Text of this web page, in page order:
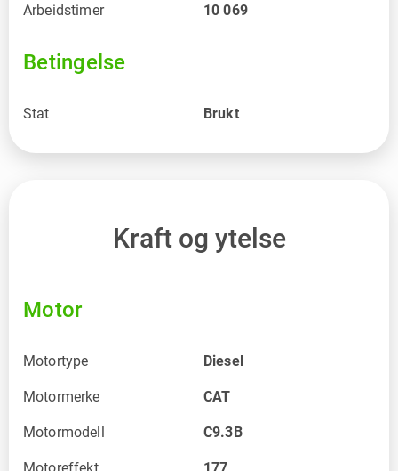
Arbeidstimer 10 069
Betingelse
Stat Brukt
Kraft og ytelse
Motor
Motortype Diesel
Motormerke CAT
Motormodell C9.3B